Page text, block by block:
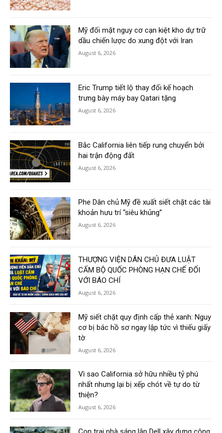
Mỹ đối mặt nguy cơ cạn kiệt kho dự trữ
dầu chiến lược do xung đột với Iran
August 6, 2026
Eric Trump tiết lộ thay đổi kế hoạch
trưng bày máy bay Qatari tặng
August 6, 2026
Bắc California liên tiếp rung chuyển bởi
hai trận động đất
August 6, 2026
Phe Dân chủ Mỹ đề xuất siết chặt các tài
khoản hưu trí “siêu khủng”
August 6, 2026
THƯỢNG VIỆN DÂN CHỦ ĐƯA LUẬT
CẤM BỘ QUỐC PHÒNG HẠN CHẾ ĐỐI
VỚI BÁO CHÍ
August 6, 2026
Mỹ siết chặt quy định cấp thẻ xanh: Nguy
cơ bị bác hồ sơ ngay lập tức vì thiếu giấy
tờ
August 6, 2026
Vì sao California sở hữu nhiều tỷ phú
nhất nhưng lại bị xếp chót về tự do từ
thiện?
August 6, 2026